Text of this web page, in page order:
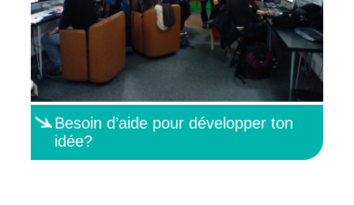
Besoin d’aide pour développer ton
idée?